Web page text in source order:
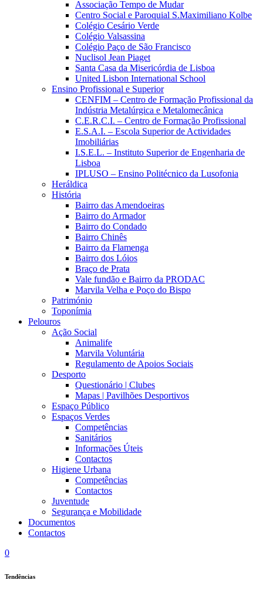
Associação Tempo de Mudar
Centro Social e Paroquial S.Maximiliano Kolbe
Colégio Cesário Verde
Colégio Valsassina
Colégio Paço de São Francisco
Nuclisol Jean Piaget
Santa Casa da Misericórdia de Lisboa
United Lisbon International School
Ensino Profissional e Superior
CENFIM – Centro de Formação Profissional da
Indústria Metalúrgica e Metalomecânica
C.E.R.C.I. – Centro de Formação Profissional
E.S.A.I. – Escola Superior de Actividades
Imobiliárias
I.S.E.L. – Instituto Superior de Engenharia de
Lisboa
IPLUSO – Ensino Politécnico da Lusofonia
Heráldica
História
Bairro das Amendoeiras
Bairro do Armador
Bairro do Condado
Bairro Chinês
Bairro da Flamenga
Bairro dos Lóios
Braço de Prata
Vale fundão e Bairro da PRODAC
Marvila Velha e Poço do Bispo
Património
Toponímia
Pelouros
Ação Social
Animalife
Marvila Voluntária
Regulamento de Apoios Sociais
Desporto
Questionário | Clubes
Mapas | Pavilhões Desportivos
Espaço Público
Espaços Verdes
Competências
Sanitários
Informações Úteis
Contactos
Higiene Urbana
Competências
Contactos
Juventude
Segurança e Mobilidade
Documentos
Contactos
0
Tendências